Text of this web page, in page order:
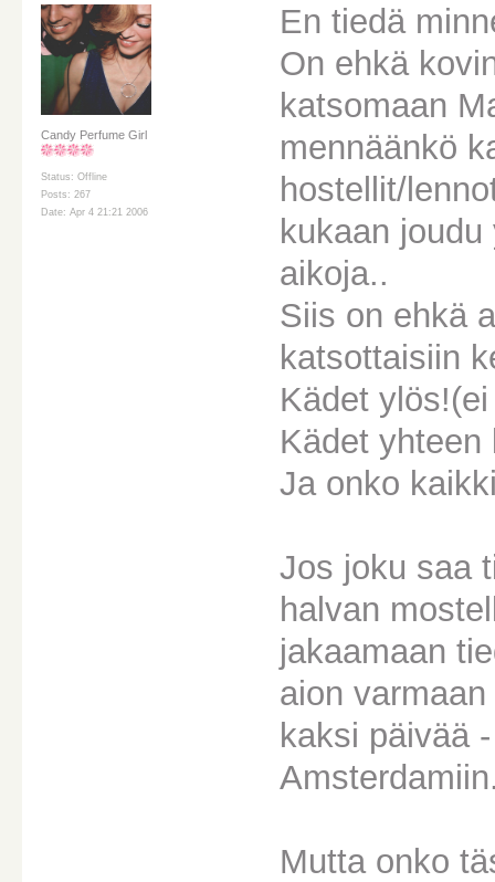
Candy Perfume Girl
Status: Offline
Posts: 267
Date: Apr 4 21:21 2006
En tiedä
On ehkä
katsomaan
mennäänkö
hostellit/
kukaan
aikoja..
Siis on ehkä
katsottaisiin
Kädet
Kädet
Ja onko
Jos joku saa
halvan
jakaamaan
aion
kaksi päivää
Mutta onko